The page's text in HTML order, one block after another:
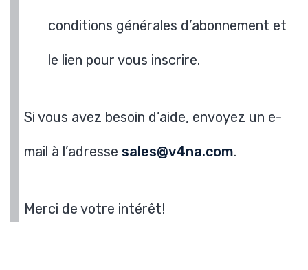
conditions générales d’abonnement et
le lien pour vous inscrire.
Si vous avez besoin d’aide, envoyez un e-
mail à l’adresse sales@v4na.com.
Merci de votre intérêt!